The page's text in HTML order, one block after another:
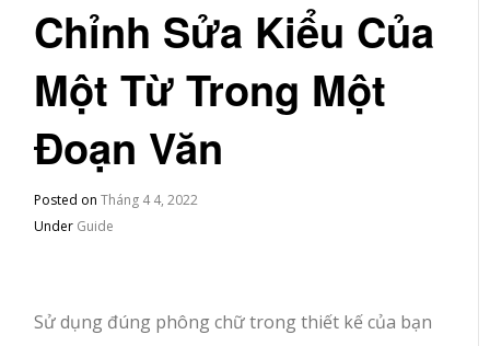
Chỉnh Sửa Kiểu Của
Một Từ Trong Một
Đoạn Văn
Posted onTháng 4 4, 2022
Under Guide
Sử dụng đúng phông chữ trong thiết kế của bạn